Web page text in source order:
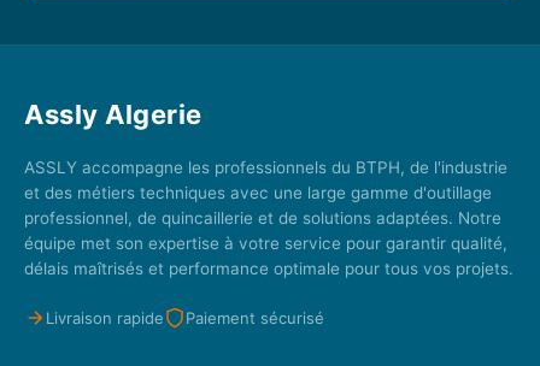
Assly Algerie
ASSLY accompagne les professionnels du BTPH, de l'industrie
et des métiers techniques avec une large gamme d'outillage
professionnel, de quincaillerie et de solutions adaptées. Notre
équipe met son expertise à votre service pour garantir qualité,
délais maîtrisés et performance optimale pour tous vos projets.
Livraison rapide Paiement sécurisé